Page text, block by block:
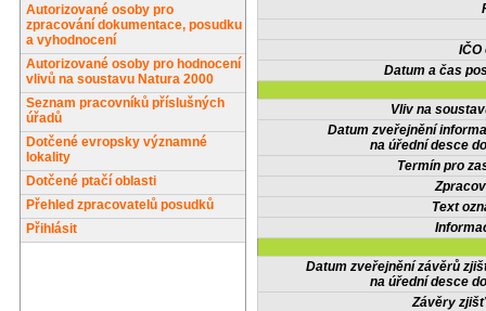
Autorizované osoby pro
zpracování dokumentace, posudku
a vyhodnocení
Autorizované osoby pro hodnocení
vlivů na soustavu Natura 2000
Seznam pracovníků příslušných
úřadů
Dotčené evropsky významné
lokality
Dotčené ptačí oblasti
Přehled zpracovatelů posudků
Přihlásit
IČO
Datum a čas
Vliv na
Datum zveřejnění
na úřední desce
Termín pro
Text
Datum zveřejnění závěrů
na úřední desce
Závěry